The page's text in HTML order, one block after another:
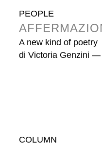
PEOPLE
A new kind of poetry
di Victoria Genzini —
COLUMN